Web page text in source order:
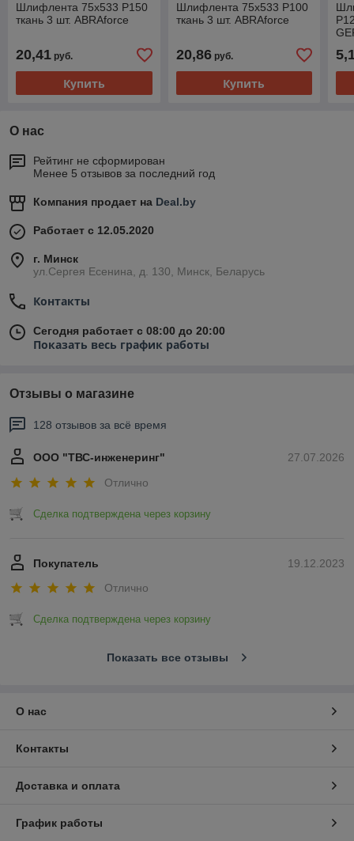
Шлифлента 75х533 P150
ткань 3 шт. ABRAforce
20,41 руб.
Купить
Шлифлента 75х533 P100
ткань 3 шт. ABRAforce
20,86руб.
Купить
О нас
Рейтинг не сформирован
Менее 5 отзывов за последний год
Компания продает на Deal.by
Работает с 12.05.2020
г. Минск
ул.Сергея Есенина, д. 130, Минск, Беларусь
Контакты
Сегодня работает с 08:00 до 20:00
Показать весь график работы
Отзывы о магазине
128 отзывов за всё время
27.07.2026
ООО "ТВС-инженеринг"
Отлично
Сделка подтверждена через корзину
19.12.2023
Покупатель
Отлично
Сделка подтверждена через корзину
Показать все отзывы
О нас
Контакты
Доставка и оплата
График работы